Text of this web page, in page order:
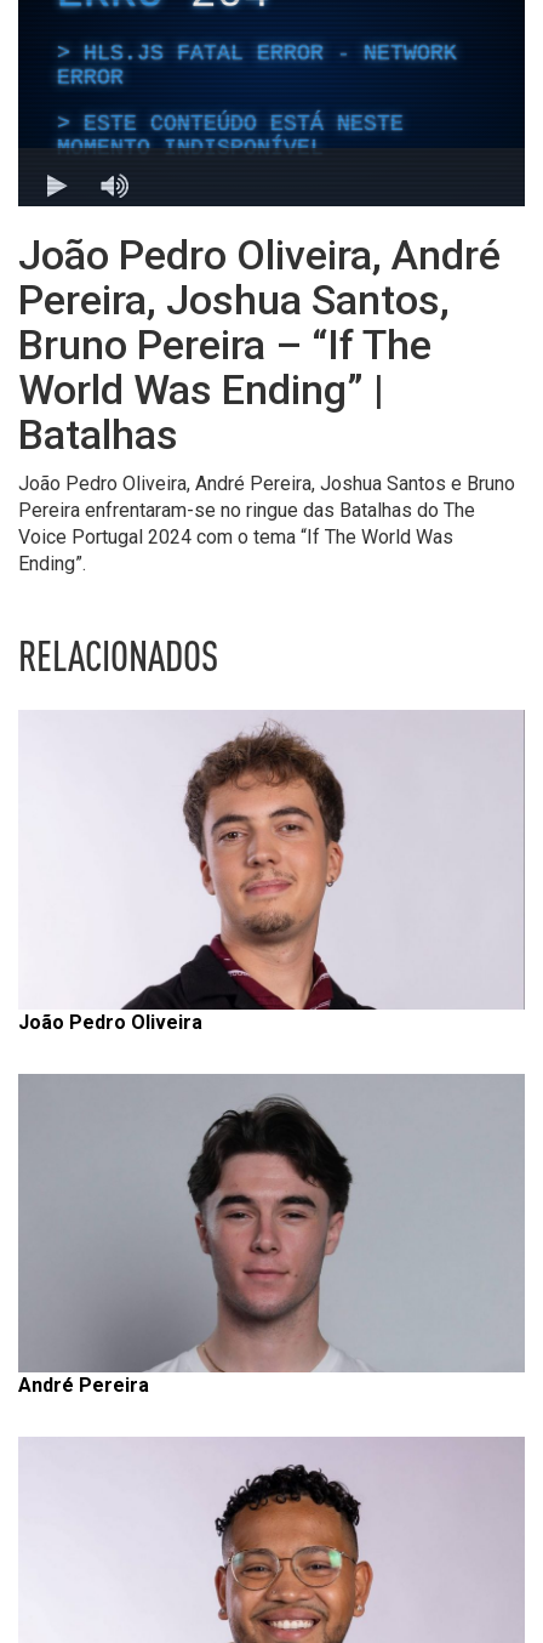
João Pedro Oliveira, André
Pereira, Joshua Santos,
Bruno Pereira – “If The
World Was Ending” |
Batalhas
João Pedro Oliveira, André Pereira, Joshua Santos e Bruno
Pereira enfrentaram-se no ringue das Batalhas do The
Voice Portugal 2024 com o tema “If The World Was
Ending”.
RELACIONADOS
João Pedro Oliveira
André Pereira